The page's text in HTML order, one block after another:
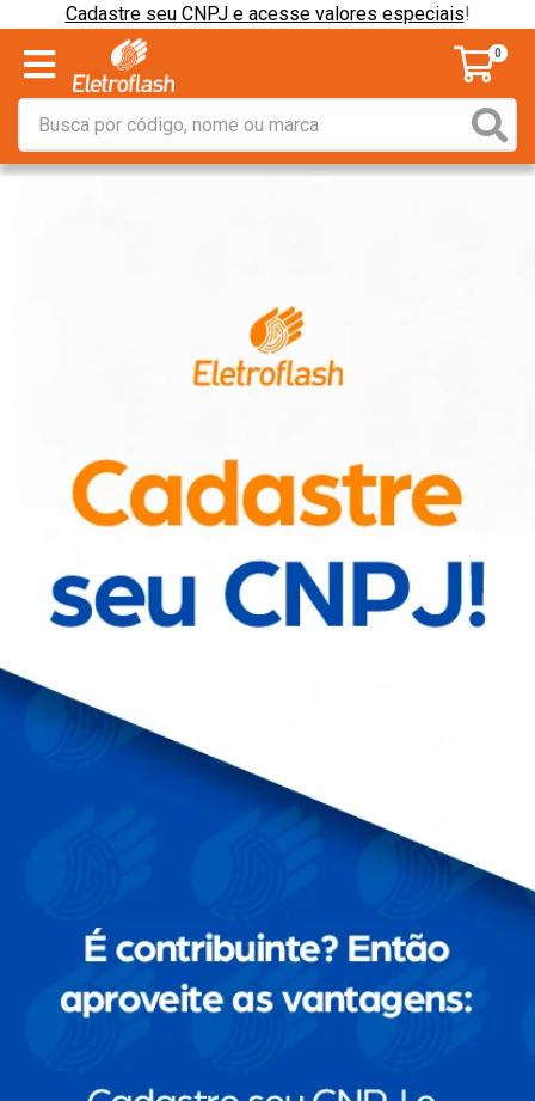
Cadastre seu CNPJ e acesse valores especiais!
0